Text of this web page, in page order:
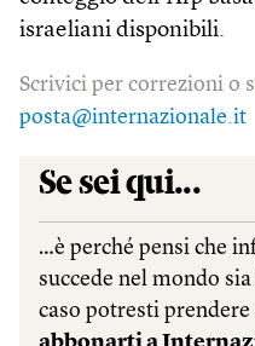
israeliani disponibili.
Scrivici per correzioni o
posta@internazionale.it